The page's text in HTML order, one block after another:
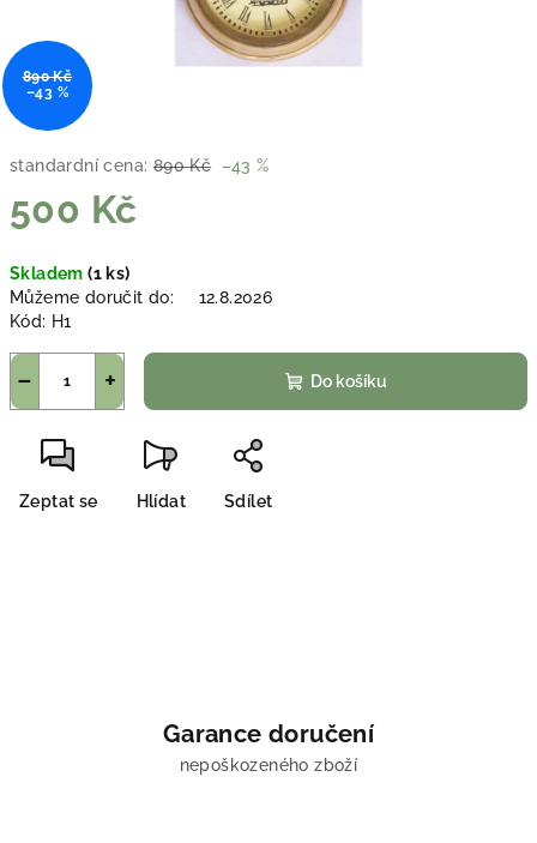
standardní cena: 890 Kč –43 %
500 Kč
cena:
Skladem(1 ks)
Můžeme doručit do:
12.8.2026
Kód: H1
+
− Do košíku
Zeptat se Hlídat Sdílet
890 Kč
–43 %
Garance doručení
nepoškozeného zboží